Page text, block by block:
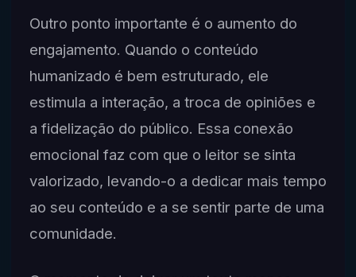
Outro ponto importante é o aumento do
engajamento. Quando o conteúdo
humanizado é bem estruturado, ele
estimula a interação, a troca de opiniões e
a fidelização do público. Essa conexão
emocional faz com que o leitor se sinta
valorizado, levando-o a dedicar mais tempo
ao seu conteúdo e a se sentir parte de uma
comunidade.